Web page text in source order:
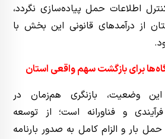
اطلاعات حمل پیاده‌سازی نگردد،
از درآمدهای قانونی این بخش با
برای بازگشت سهم واقعی استان
این وضعیت، بازنگری هم‌زمان در
و فناورانه است؛ از توسعه
بار و الزام کامل به صدور بارنامه